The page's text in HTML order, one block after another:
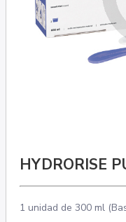
HYDRORISE
1 unidad de 300 ml